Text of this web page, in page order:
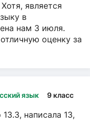
является
в
нам 3 июля.
оценку за
язык 9 класс
написала 13,